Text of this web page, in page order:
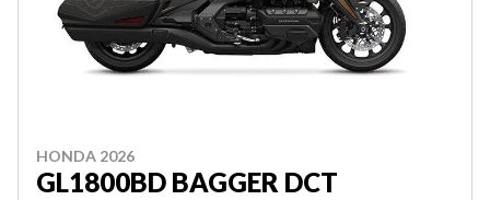
HONDA 2026
GL1800BD BAGGER DCT